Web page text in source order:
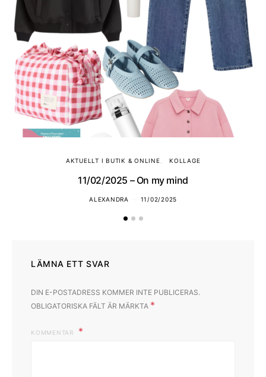
AKTUELLT I BUTIK & ONLINE KOLLAGE
11/02/2025 – On my mind
ALEXANDRA 11/02/2025
LÄMNA ETT SVAR
DIN E-POSTADRESS KOMMER INTE PUBLICERAS.
OBLIGATORISKA FÄLT ÄR MÄRKTA *
KOMMENTAR